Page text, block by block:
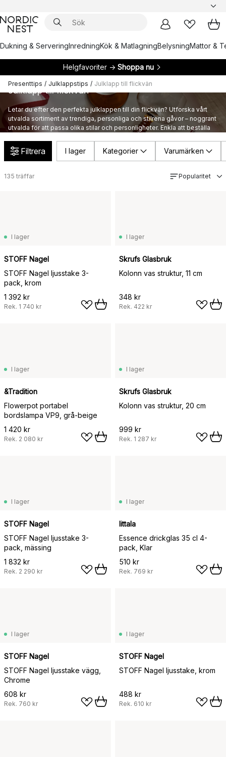
Dukning & ServeringInredningKök & MatlagningBelysningMattor &
Helgfavoriter → Shoppa nu
Presenttips / Julklappstips / Julklapp till flickvän
Julklapp till flickvän
Letar du efter den perfekta julklappen till din flickvän? Utforska vårt
utvalda sortiment av trendiga, personliga och stilrena gåvor – noggrant
utvalda för att passa olika stilar och personligheter. Enkla att beställa
Filtrera I lager Kategorier Varumärken
135 träffar Popularitet
I lager
STOFF Nagel
STOFF Nagel ljusstake 3-
pack, krom
1 392 kr
Rek. 1 740 kr
I lager
Skrufs Glasbruk
Kolonn vas struktur, 11 cm
348 kr
Rek. 422 kr
I lager
&Tradition
Flowerpot portabel
bordslampa VP9, grå-beige
1 420 kr
Rek. 2 080 kr
I lager
Skrufs Glasbruk
Kolonn vas struktur, 20 cm
999 kr
Rek. 1 287 kr
I lager
STOFF Nagel
STOFF Nagel ljusstake 3-
pack, mässing
1 832 kr
Rek. 2 290 kr
I lager
Iittala
Essence drickglas 35 cl 4-
pack, Klar
510 kr
Rek. 769 kr
I lager
STOFF Nagel
STOFF Nagel ljusstake vägg,
Chrome
608 kr
Rek. 760 kr
I lager
STOFF Nagel
STOFF Nagel ljusstake, krom
488 kr
Rek. 610 kr